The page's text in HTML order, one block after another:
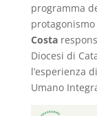
programma
Costa
Diocesi di
l’esperienza
Umano